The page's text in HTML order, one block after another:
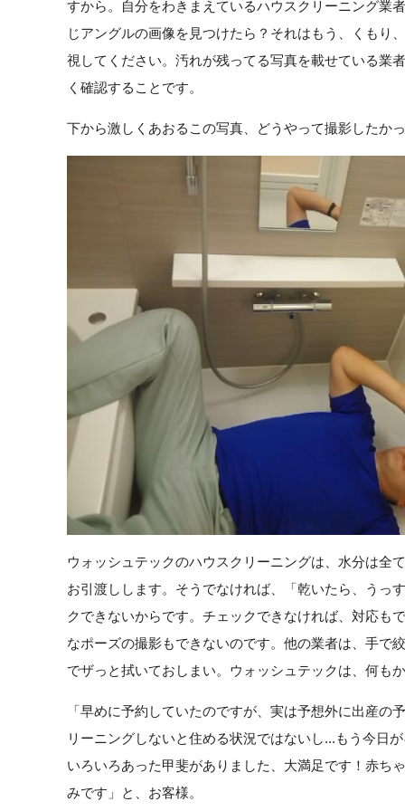
すから。自分をわきまえているハウスクリーニング業
じアングルの画像を見つけたら？それはもう、くもり
視してください。汚れが残ってる写真を載せている業
く確認することです。
下から激しくあおるこの写真、どうやって撮影したか
ウォッシュテックのハウスクリーニングは、水分は全
お引渡しします。そうでなければ、「乾いたら、うっ
クできないからです。チェックできなければ、対応も
なポーズの撮影もできないのです。他の業者は、手で
でザっと拭いておしまい。ウォッシュテックは、何も
「早めに予約していたのですが、実は予想外に出産の
リーニングしないと住める状況ではないし...もう今日
いろいろあった甲斐がありました、大満足です！赤ち
みです」と、お客様。